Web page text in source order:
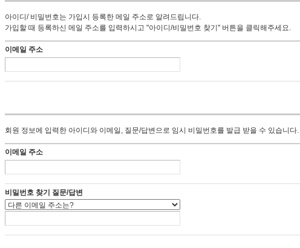
아이디/ 비밀번호는 가입시 등록한 메일 주소로 알려드립니다.
가입할 때 등록하신 메일 주소를 입력하시고 "아이디/비밀번호 찾기" 버튼을 클릭해주세요.
이메일 주소
회원 정보에 입력한 아이디와 이메일, 질문/답변으로 임시 비밀번호를 발급 받을 수 있습니다.
이메일 주소
비밀번호 찾기 질문/답변